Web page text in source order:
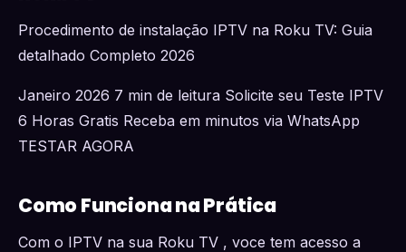
Procedimento de instalação IPTV na Roku TV: Guia
detalhado Completo 2026
Janeiro 2026 7 min de leitura Solicite seu Teste IPTV
6 Horas Gratis Receba em minutos via WhatsApp
TESTAR AGORA
Como Funciona na Prática
Com o IPTV na sua Roku TV , voce tem acesso a